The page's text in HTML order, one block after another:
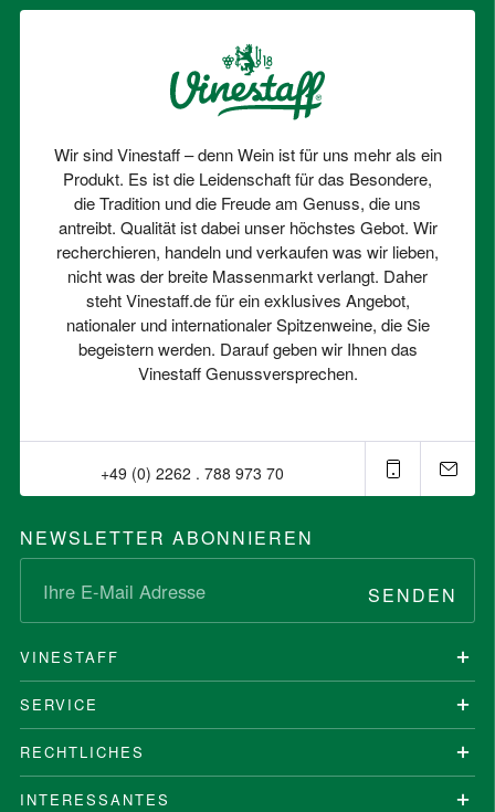
Wir sind Vinestaff – denn Wein ist für uns mehr als ein
Produkt. Es ist die Leidenschaft für das Besondere,
die Tradition und die Freude am Genuss, die uns
antreibt. Qualität ist dabei unser höchstes Gebot. Wir
recherchieren, handeln und verkaufen was wir lieben,
nicht was der breite Massenmarkt verlangt. Daher
steht Vinestaff.de für ein exklusives Angebot,
nationaler und internationaler Spitzenweine, die Sie
begeistern werden. Darauf geben wir Ihnen das
Vinestaff Genussversprechen.
+49 (0) 2262 . 788 973 70⁠
NEWSLETTER ABONNIEREN
SENDEN
VINESTAFF
SERVICE
RECHTLICHES
INTERESSANTES